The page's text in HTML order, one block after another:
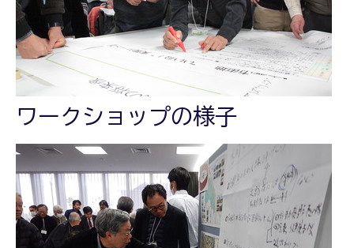
ワークショップの様子